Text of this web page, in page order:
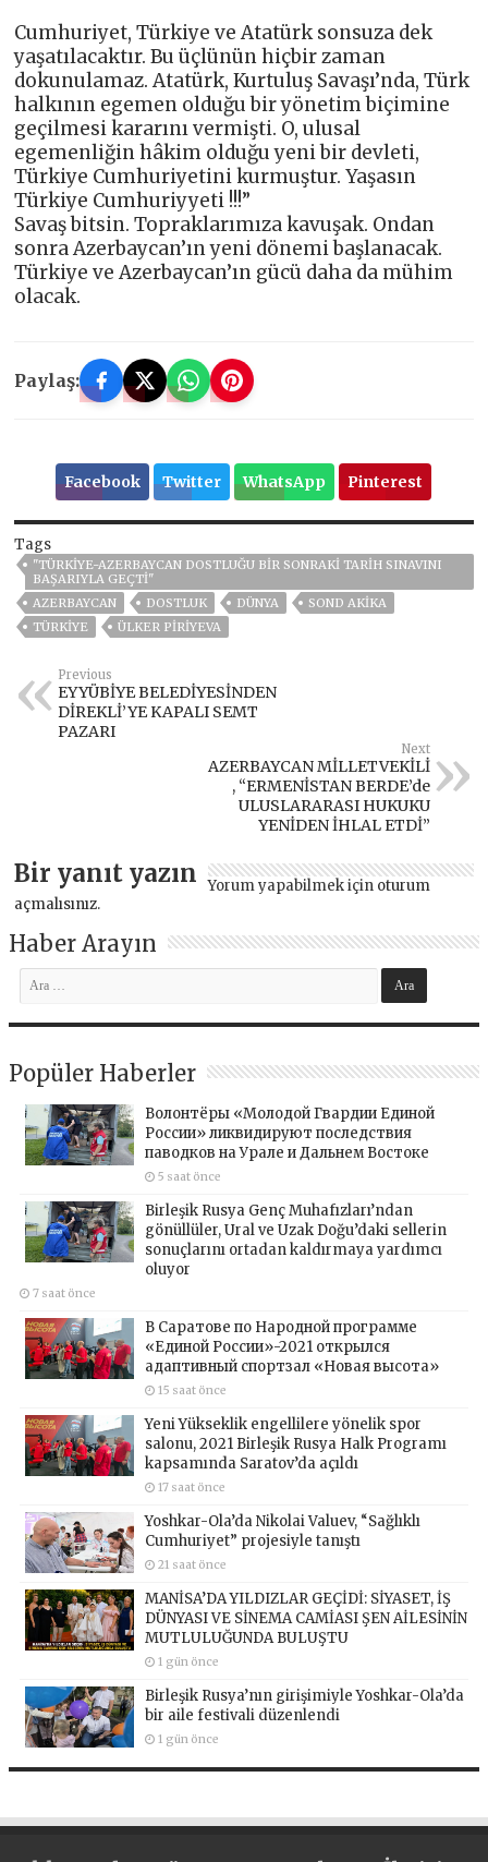
Cumhuriyet, Türkiye ve Atatürk sonsuza dek
yaşatılacaktır. Bu üçlünün hiçbir zaman
dokunulamaz. Atatürk, Kurtuluş Savaşı’nda, Türk
halkının egemen olduğu bir yönetim biçimine
geçilmesi kararını vermişti. O, ulusal
egemenliğin hâkim olduğu yeni bir devleti,
Türkiye Cumhuriyetini kurmuştur. Yaşasın
Türkiye Cumhuriyyeti !!!”
Savaş bitsin. Topraklarımıza kavuşak. Ondan
sonra Azerbaycan’ın yeni dönemi başlanacak.
Türkiye ve Azerbaycan’ın gücü daha da mühim
olacak.
Paylaş:
Facebook Twitter WhatsApp Pinterest
Tags
"TÜRKIYE-AZERBAYCAN DOSTLUĞU BIR SONRAKI TARIH SINAVINI
BAŞARIYLA GEÇTI"
AZERBAYCAN
DOSTLUK DÜNYA
SOND AKİKA
TÜRKİYE
ÜLKER PIRIYEVA
Previous
EYYÜBİYE BELEDİYESİNDEN
DİREKLİ’YE KAPALI SEMT
PAZARI
Next
AZERBAYCAN MİLLETVEKİLİ
, “ERMENİSTAN BERDE’de
ULUSLARARASI HUKUKU
YENİDEN İHLAL ETDİ”
Bir yanıt yazın Yorum yapabilmek için oturum
açmalısınız.
Haber Arayın
Popüler Haberler
Волонтёры «Молодой Гвардии Единой
России» ликвидируют последствия
паводков на Урале и Дальнем Востоке
5 saat önce
Birleşik Rusya Genç Muhafızları’ndan
gönüllüler, Ural ve Uzak Doğu’daki sellerin
sonuçlarını ortadan kaldırmaya yardımcı
oluyor
7 saat önce
В Саратове по Народной программе
«Единой России»-2021 открылся
адаптивный спортзал «Новая высота»
15 saat önce
Yeni Yükseklik engellilere yönelik spor
salonu, 2021 Birleşik Rusya Halk Programı
kapsamında Saratov’da açıldı
17 saat önce
Yoshkar-Ola’da Nikolai Valuev, “Sağlıklı
Cumhuriyet” projesiyle tanıştı
21 saat önce
MANİSA’DA YILDIZLAR GEÇİDİ: SİYASET, İŞ
DÜNYASI VE SİNEMA CAMİASI ŞEN AİLESİNİN
MUTLULUĞUNDA BULUŞTU
1 gün önce
Birleşik Rusya’nın girişimiyle Yoshkar-Ola’da
bir aile festivali düzenlendi
1 gün önce